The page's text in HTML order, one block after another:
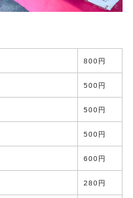
800円
500円
500円
500円
600円
280円